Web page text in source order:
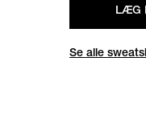
LÆG
Se alle